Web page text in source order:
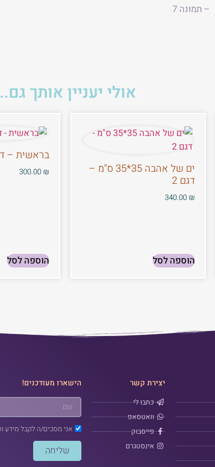
אולי יעניין אותך
ים של אהבה 35*35 ס"מ –
דגם 2
340.00 ₪
הוספה לסל
בראשית –
300.00 ₪
הוספה לסל
יצירת קשר
כתבו לי
וואטסאפ
פייסבוק
אינסטגרם
הישארו מעודכנים!
אני מסכים/ה לקבל מידע
שליחה